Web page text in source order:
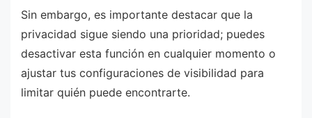
Sin embargo, es importante destacar que la
privacidad sigue siendo una prioridad; puedes
desactivar esta función en cualquier momento o
ajustar tus configuraciones de visibilidad para
limitar quién puede encontrarte.